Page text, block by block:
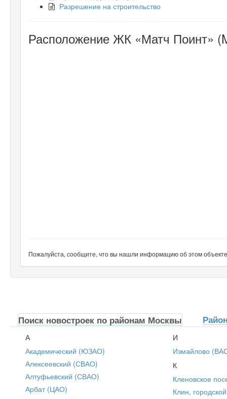
Разрешение на строительство
Расположение ЖК «Матч Поинт»
Пожалуйста, сообщите, что вы нашли информацию об этом
Поиск новостроек по районам Москвы
А
Академический (ЮЗАО)
Алексеевский (СВАО)
Алтуфьевский (СВАО)
Арбат (ЦАО)
И
Измайлово
К
Кленовское
Клин,